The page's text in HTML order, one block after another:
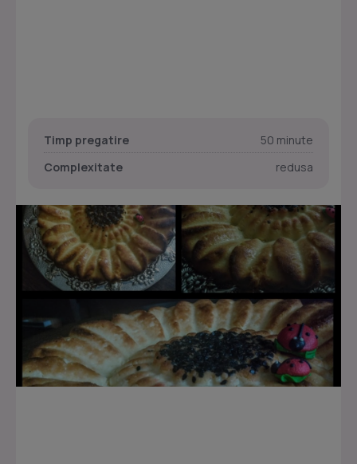
Timp pregatire
50 minute
Complexitate
redusa